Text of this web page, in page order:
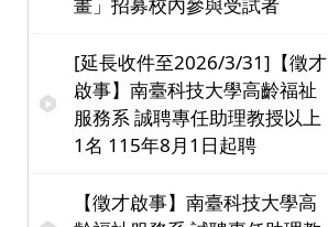
[延長收件至2026/3/31]【徵才
啟事】南臺科技大學高齡福祉
服務系 誠聘專任助理教授以上
1名 115年8月1日起聘
【徵才啟事】南臺科技大學高